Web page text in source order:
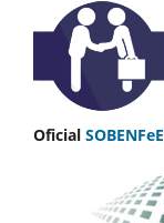
Oficial SOBENFeE